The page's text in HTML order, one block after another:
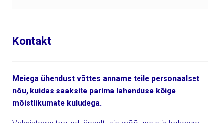
Kontakt
Meiega ühendust võttes anname teile personaalset
nõu, kuidas saaksite parima lahenduse kõige
mõistlikumate kuludega.